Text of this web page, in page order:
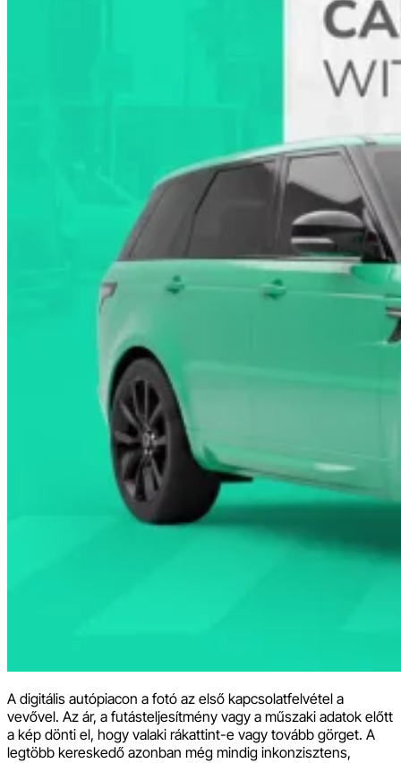
A digitális autópiacon a fotó az első kapcsolatfelvétel a
vevővel. Az ár, a futásteljesítmény vagy a műszaki adatok előtt
a kép dönti el, hogy valaki rákattint-e vagy tovább görget. A
legtöbb kereskedő azonban még mindig inkonzisztens,